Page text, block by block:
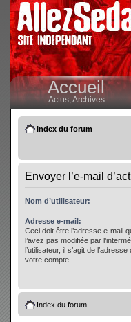
Accueil
Actus,Archives
Index du forum
Envoyer l’e-mail
Nom d’utilisateur:
Adresse e-mail:
Ceci doit être l’adresse e-mail
l’avez pas modifiée par
l’utilisateur, il s’agit de
votre compte.
Index du forum